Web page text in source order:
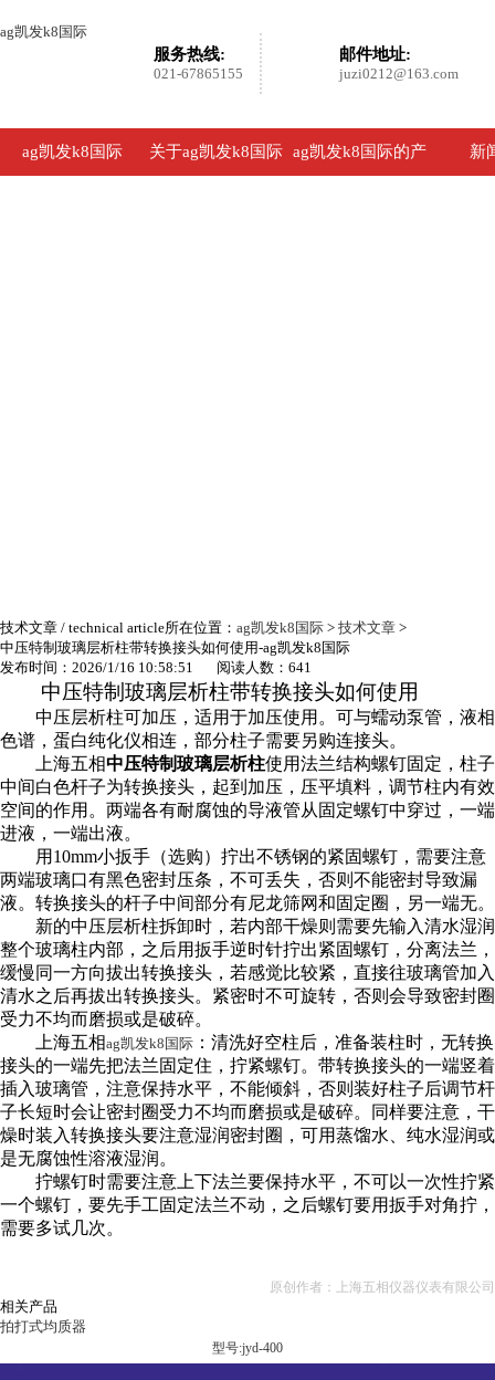
ag凯发k8国际
邮件地址:
juzi0212@163.com
服务热线:
021-67865155
ag凯发k8国际 关于ag凯发k8国际 ag凯发k8国际的产 新
技术文章 / technical article所在位置： ag凯发k8国际 > 技术文章 >
中压特制玻璃层析柱带转换接头如何使用-ag凯发k8国际
发布时间：2026/1/16 10:58:51 阅读人数：641
中压特制玻璃层析柱带转换接头如何使用
中压层析柱可加压，适用于加压使用。可与蠕动泵管，液相
色谱，蛋白纯化仪相连，部分柱子需要另购连接头。
上海五相中压特制玻璃层析柱使用法兰结构螺钉固定，柱子
中间白色杆子为转换接头，起到加压，压平填料，调节柱内有效
空间的作用。两端各有耐腐蚀的导液管从固定螺钉中穿过，一端
进液，一端出液。
用10mm小扳手（选购）拧出不锈钢的紧固螺钉，需要注意
两端玻璃口有黑色密封压条，不可丢失，否则不能密封导致漏
液。转换接头的杆子中间部分有尼龙筛网和固定圈，另一端无。
新的中压层析柱拆卸时，若内部干燥则需要先输入清水湿润
整个玻璃柱内部，之后用扳手逆时针拧出紧固螺钉，分离法兰，
缓慢同一方向拔出转换接头，若感觉比较紧，直接往玻璃管加入
清水之后再拔出转换接头。紧密时不可旋转，否则会导致密封圈
受力不均而磨损或是破碎。
上海五相ag凯发k8国际 ：清洗好空柱后，准备装柱时，无转换
接头的一端先把法兰固定住，拧紧螺钉。带转换接头的一端竖着
插入玻璃管，注意保持水平，不能倾斜，否则装好柱子后调节杆
子长短时会让密封圈受力不均而磨损或是破碎。同样要注意，干
燥时装入转换接头要注意湿润密封圈，可用蒸馏水、纯水湿润或
是无腐蚀性溶液湿润。
拧螺钉时需要注意上下法兰要保持水平，不可以一次性拧紧
一个螺钉，要先手工固定法兰不动，之后螺钉要用扳手对角拧，
需要多试几次。
原创作者：上海五相仪器仪表有限公司
相关产品
拍打式均质器
型号:jyd-400